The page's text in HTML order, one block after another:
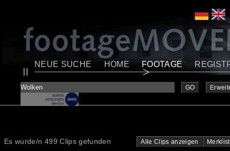
NEUE SUCHE HOME FOOTAGE
GO
Es wurde/n 499 Clips gefunden Alle Clips anzeigen